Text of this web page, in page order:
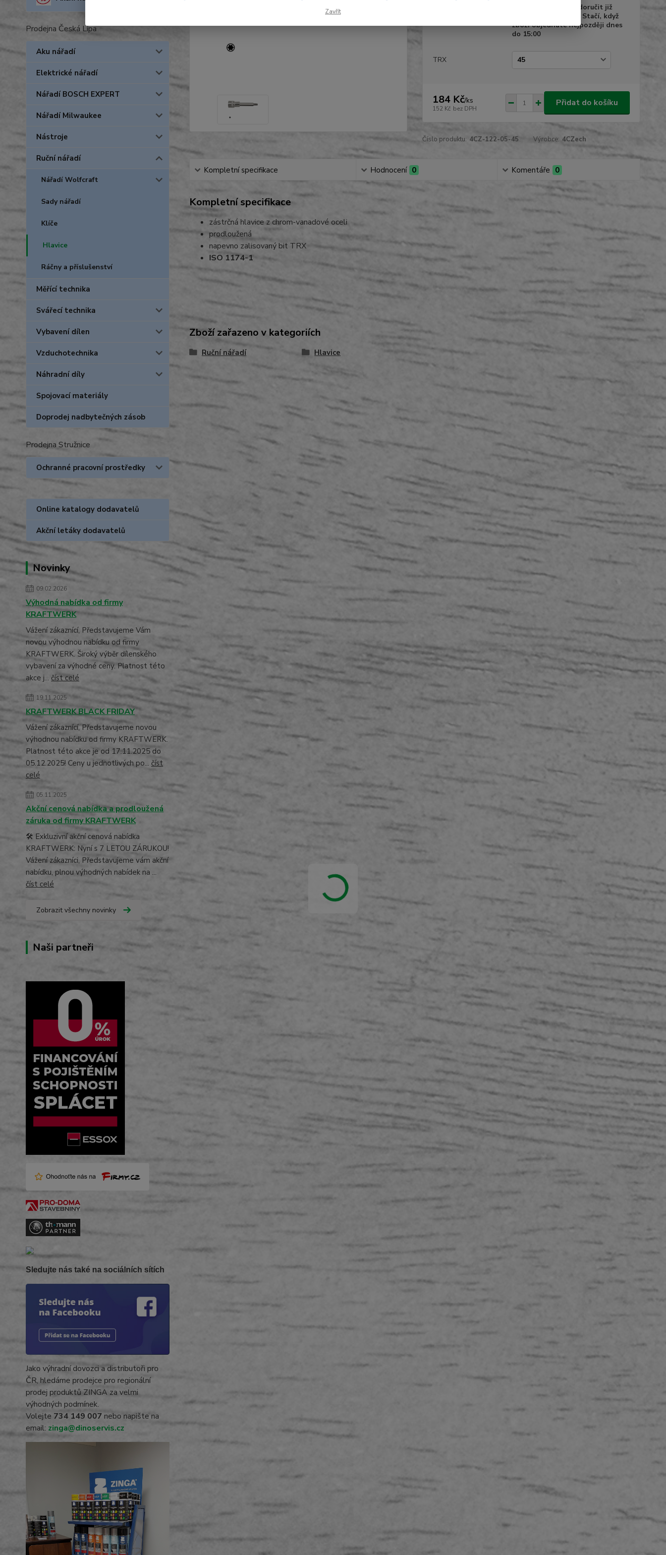
Prodejna Česká Lípa
Aku nářadí
Elektrické nářadí
Nářadí BOSCH EXPERT
Nářadí Milwaukee
Nástroje
Ruční nářadí
Nářadí Wolfcraft
Sady nářadí
Klíče
Hlavice
Ráčny a příslušenství
Měřící technika
Svářecí technika
Vybavení dílen
Vzduchotechnika
Náhradní díly
Spojovací materiály
Doprodej nadbytečných zásob
Prodejna Stružnice
Ochranné pracovní prostředky
Online katalogy dodavatelů
Akční letáky dodavatelů
Novinky
09.02.2026
Výhodná nabídka od firmy
KRAFTWERK
Vážení zákaznící, Představujeme Vám
novou výhodnou nabídku od firmy
KRAFTWERK. Široký výběr dílenského
vybavení za výhodné ceny. Platnost této
akce j... číst celé
19.11.2025
KRAFTWERK BLACK FRIDAY
Vážení zákaznící, Představujeme novou
výhodnou nabídku od firmy KRAFTWERK.
Platnost této akce je od 17.11.2025 do
05.12.2025! Ceny u jednotlivých po... číst
celé
05.11.2025
Akční cenová nabídka a prodloužená
záruka od firmy KRAFTWERK
🛠️ Exkluzivní akční cenová nabídka
KRAFTWERK: Nyní s 7 LETOU ZÁRUKOU!
Vážení zákazníci, Představujeme vám akční
nabídku, plnou výhodných nabídek na ...
číst celé
Zobrazit všechny novinky
Naši partneři
Sledujte nás také na sociálních sítích
Jako výhradní dovozci a distributoři pro
ČR, hledáme prodejce pro regionální
prodej produktů ZINGA za velmi
výhodných podmínek.
Volejte 734 149 007 nebo napište na
email: zinga@dinoservis.cz
Zboží Vám můžeme doručit již
10.08.2026 do 18:00. Stačí, když
zboží objednáte nejpozději dnes
do 15:00
TRX
184 Kč/ks
152 Kč bez DPH
Přidat do košíku
Číslo produktu: 4CZ-122-05-45 Výrobce: 4CZech
Kompletní specifikace Hodnocení 0 Komentáře 0
Kompletní specifikace
zástrčná hlavice z chrom-vanadové oceli
prodloužená
napevno zalisovaný bit TRX
ISO 1174-1
Zboží zařazeno v kategoriích
Ruční nářadí Hlavice
Zavřít